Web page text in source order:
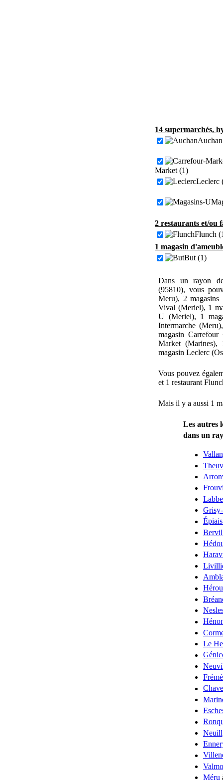
14 supermarchés,
Market (1)
Leclerc
2 restaurants et/ou
Flunch
1 magasin
But (1)
Dans un rayon
(95810), vous
Meru), 2
Vival (Meriel), 1
U (Meriel), 1
Intermarche
magasin
Market
magasin Leclerc
Vous pouvez
et 1 restaurant
Mais il y a aussi 1
Les autres
dans un
Le
Méru